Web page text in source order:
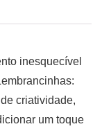
inesquecível
criatividade,
um toque